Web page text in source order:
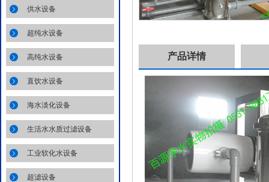
供水设备
超纯水设备
高纯水设备
直饮水设备
海水淡化设备
生活水水质过滤设备
工业软化水设备
超滤设备
产品详情